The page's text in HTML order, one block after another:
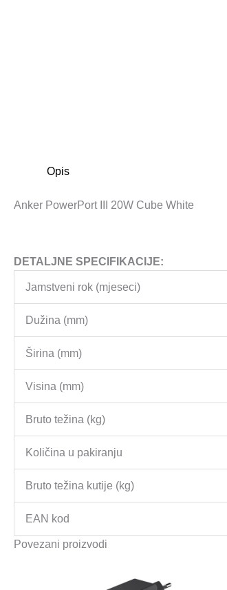
Opis
Anker PowerPort III 20W Cube White
DETALJNE SPECIFIKACIJE:
Jamstveni rok (mjeseci)
Dužina (mm)
Širina (mm)
Visina (mm)
Bruto težina (kg)
Količina u pakiranju
Bruto težina kutije (kg)
EAN kod
Povezani proizvodi